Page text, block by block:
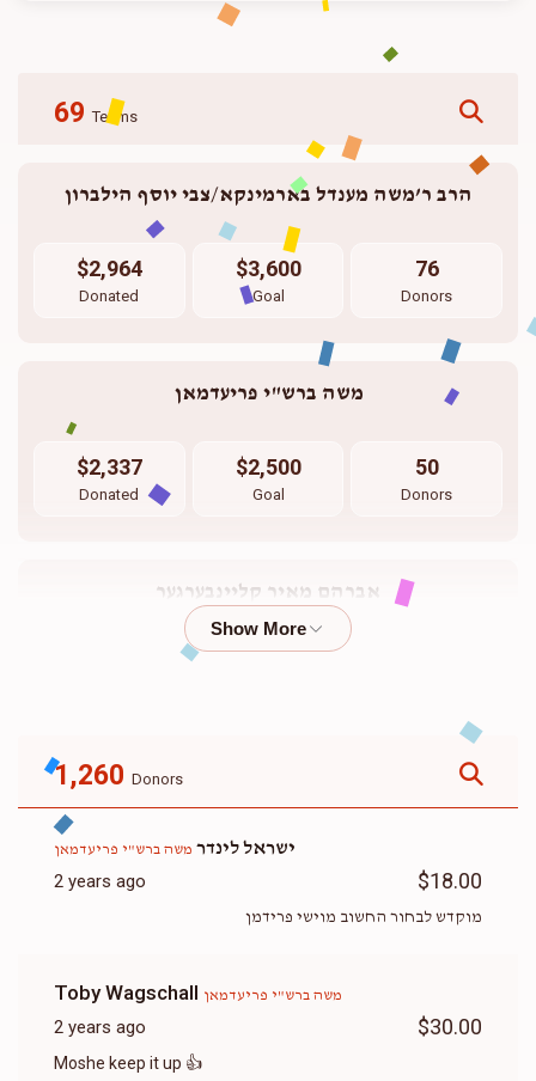
69Teams
$2,964
Donated
$3,600
Goal
76
Donors
משה ברש"י פריעדמאן
$2,337
Donated
$2,500
Goal
50
Donors
אברהם מאיר קליינבערגער
Donated
55
Donors
ארי האלבערשטאם
$2,175
1,260 Donors
ישראל לינדר משה ברש"י פריעדמאן
2 years ago $18.00
מוקדש לבחור החשוב מוישי פרידמן
Toby Wagschall משה ברש"י פריעדמאן
2 years ago $30.00
Moshe keep it up 👍